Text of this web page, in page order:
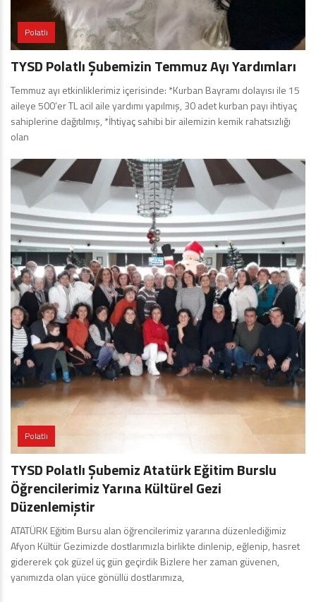
Polatlı
TYSD Polatlı Şubemizin Temmuz Ayı Yardımları
Temmuz ayı etkinliklerimiz içerisinde: *Kurban Bayramı dolayısı ile 15
aileye 500’er TL acil aile yardımı yapılmış, 30 adet kurban payı ihtiyaç
sahiplerine dağıtılmış, *İhtiyaç sahibi bir ailemizin kemik rahatsızlığı
olan
Polatlı
TYSD Polatlı Şubemiz Atatürk Eğitim Burslu
Öğrencilerimiz Yarına Kültürel Gezi
Düzenlemiştir
ATATÜRK Eğitim Bursu alan öğrencilerimiz yararına düzenlediğimiz
Afyon Kültür Gezimizde dostlarımızla birlikte dinlenip, eğlenip, hasret
gidererek çok güzel üç gün geçirdik Bizlere her zaman güvenen,
yanımızda olan yüce gönüllü dostlarımıza,